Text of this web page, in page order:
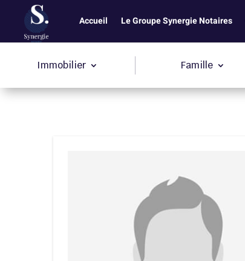
Accueil Le Groupe Synergie Notaires
Immobilier Famille